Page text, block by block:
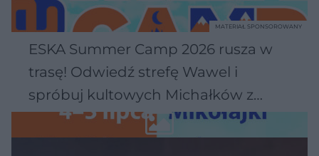
ESKA Summer Camp 2026 rusza w
trasę! Odwiedź strefę Wawel i
spróbuj kultowych Michałków z
Wawelu
MATERIAŁ SPONSOROWANY